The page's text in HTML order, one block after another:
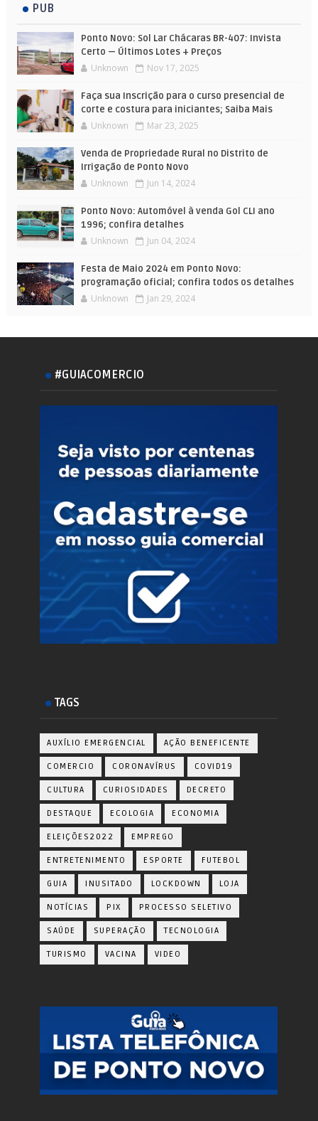
PUB
Ponto Novo: Sol Lar Chácaras BR-407: Invista
Certo — Últimos Lotes + Preços
Unknown Nov 17, 2025
Faça sua Inscrição para o curso presencial de
corte e costura para iniciantes; Saiba Mais
Unknown Mar 23, 2025
Venda de Propriedade Rural no Distrito de
Irrigação de Ponto Novo
Unknown Jun 14, 2024
Ponto Novo: Automóvel à venda Gol CLI ano
1996; confira detalhes
Unknown Jun 04, 2024
Festa de Maio 2024 em Ponto Novo:
programação oficial; confira todos os detalhes
Unknown Jan 29, 2024
#GUIACOMERCIO
TAGS
AUXÍLIO EMERGENCIAL AÇÃO BENEFICENTE
COMERCIO CORONAVÍRUS COVID19
CULTURA CURIOSIDADES DECRETO
DESTAQUE ECOLOGIA ECONOMIA
ELEIÇÕES2022 EMPREGO
ENTRETENIMENTO ESPORTE FUTEBOL
GUIA INUSITADO LOCKDOWN LOJA
NOTÍCIAS PIX PROCESSO SELETIVO
SAÚDE SUPERAÇÃO TECNOLOGIA
TURISMO VACINA VIDEO